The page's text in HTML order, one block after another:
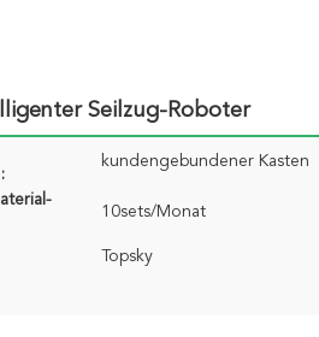
Seilzug-Roboter
kundengebundener Kasten
10sets/Monat
Topsky